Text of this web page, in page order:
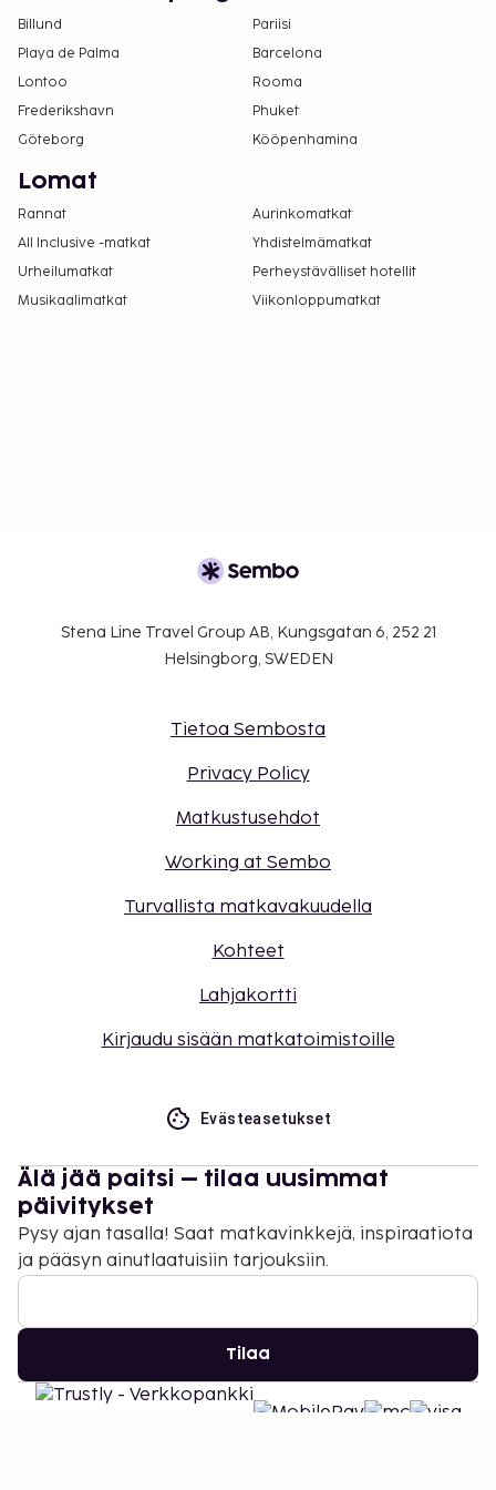
Kansallisten määräysten vuoksi käteismaksut
eivät voi ylittää 500 EUR:n suuruista summaa
tässä majoituspaikassa. Saat lisätietoja asiasta
ottamalla yhteyttä majoituspaikkaan
varausvahvistuksessa olevien tietojen avulla.
Varauksen voi tehdä ottamalla
majoituspaikkaan yhteyttä ennen saapumista
soittamalla varausvahvistuksessa olevaan
numeroon.
Billund
Pariisi
Playa de Palma
Barcelona
Lontoo
Rooma
Frederikshavn
Phuket
Göteborg
Kööpenhamina
Lomat
Rannat
Aurinkomatkat
All Inclusive -matkat
Yhdistelmämatkat
Urheilumatkat
Perheystävälliset hotellit
Musikaalimatkat
Viikonloppumatkat
Stena Line Travel Group AB, Kungsgatan 6, 252 21
Helsingborg, SWEDEN
Tietoa Sembosta
Privacy Policy
Matkustusehdot
Working at Sembo
Turvallista matkavakuudella
Kohteet
Lahjakortti
Kirjaudu sisään matkatoimistoille
Evästeasetukset
Älä jää paitsi – tilaa uusimmat
päivitykset
Pysy ajan tasalla! Saat matkavinkkejä, inspiraatiota
ja pääsyn ainutlaatuisiin tarjouksiin.
Tilaa